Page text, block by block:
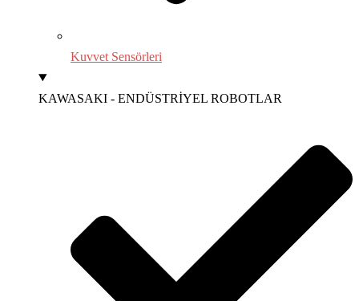
Kuvvet Sensörleri
KAWASAKI - ENDÜSTRİYEL ROBOTLAR